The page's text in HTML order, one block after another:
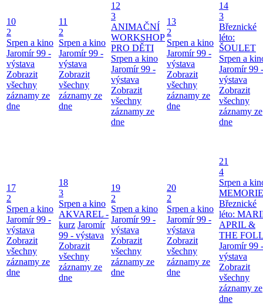
10
2
Srpen a kino
Jaromír 99 -
výstava
Zobrazit
všechny
záznamy ze
dne
11
2
Srpen a kino
Jaromír 99 -
výstava
Zobrazit
všechny
záznamy ze
dne
12
3
ANIMAČNÍ
WORKSHOP
PRO DĚTI
Srpen a kino
Jaromír 99 -
výstava
Zobrazit
všechny
záznamy ze
dne
13
2
Srpen a kino
Jaromír 99 -
výstava
Zobrazit
všechny
záznamy ze
dne
14
3
Březnické
léto:
ŠOULET
Srpen a
Jaromír 99 -
výstava
Zobrazit
všechny
záznamy ze
dne
17
2
Srpen a kino
Jaromír 99 -
výstava
Zobrazit
všechny
záznamy ze
dne
18
3
Srpen a kino
AKVAREL -
kurz Jaromír
99 - výstava
Zobrazit
všechny
záznamy ze
dne
19
2
Srpen a kino
Jaromír 99 -
výstava
Zobrazit
všechny
záznamy ze
dne
20
2
Srpen a kino
Jaromír 99 -
výstava
Zobrazit
všechny
záznamy ze
dne
21
4
Srpen a
Březnické
léto:
APRIL &
THE
Jaromír 99 -
výstava
Zobrazit
všechny
záznamy ze
dne